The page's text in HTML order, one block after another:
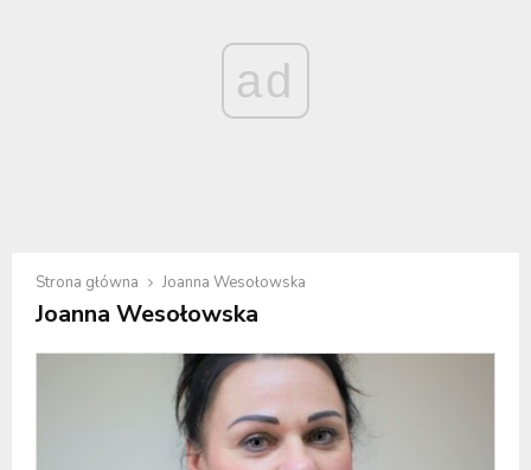
ad
Strona główna Joanna Wesołowska
Joanna Wesołowska